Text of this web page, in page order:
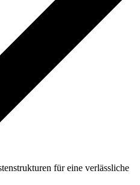
für eine verlässliche